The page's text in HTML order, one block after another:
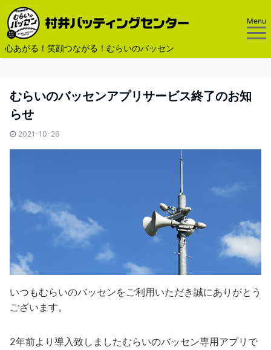
心あがる！笑顔つながる！むらいのバッセン
Menu
むらいのバッセンアプリサービス終了のお知
らせ
2021-10-26
いつもむらいのバッセンをご利用いただき誠にありがとう
ございます。
2年前より導入致しましたむらいのバッセン専用アプリで